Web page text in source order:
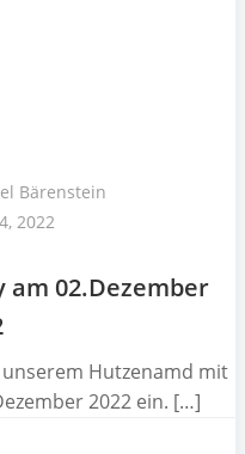
Bärenstein
2022
02.Dezember
Hutzenamd mit
2022 ein. […]